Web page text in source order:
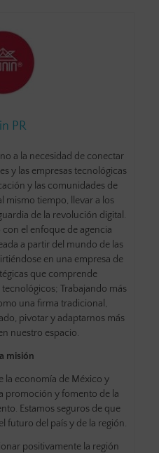
PR
a la necesidad de conectar
y las empresas tecnológicas
y las comunidades de
mismo tiempo, llevar a los
de la revolución digital.
el enfoque de agencia
a partir del mundo de las
en una empresa de
que comprende
Trabajando más
una firma tradicional,
pivotar y adaptarnos más
nuestro espacio.
misión
la economía de México y
promoción y fomento de la
Estamos seguros de que
futuro del país y de la región.
positivamente la región